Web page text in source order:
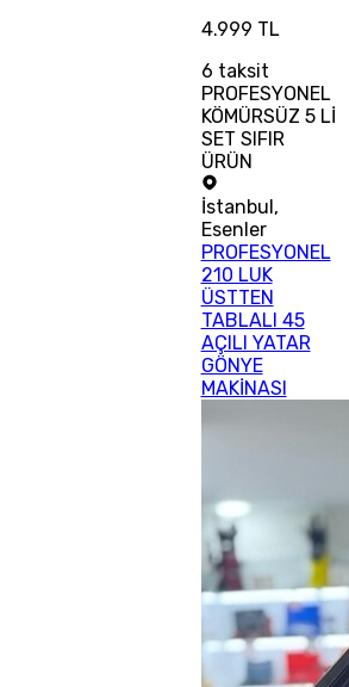
4.999 TL
6 taksit
PROFESYONEL
KÖMÜRSÜZ 5 Lİ
SET SIFIR
ÜRÜN
İstanbul,
Esenler
PROFESYONEL
210 LUK
ÜSTTEN
TABLALI 45
AÇILI YATAR
GÖNYE
MAKİNASI